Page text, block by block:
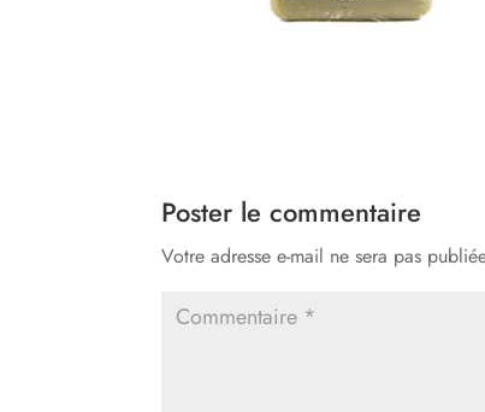
Poster le commentaire
Votre adresse e-mail ne sera pas